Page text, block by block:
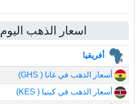
اسعار الذهب اليوم
أفريقيا
أسعار الذهب في غانا ( GHS)
أسعار الذهب في كينيا ( KES)